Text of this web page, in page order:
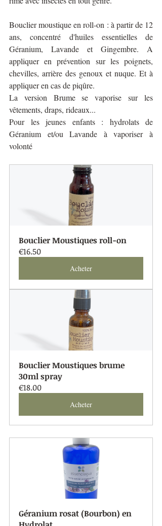
Bouclier moustique en roll-on : à partir de 12
ans, concentré d'huiles essentielles de
Géranium, Lavande et Gingembre. A
appliquer en prévention sur les poignets,
chevilles, arrière des genoux et nuque. Et à
appliquer en cas de piqûre.
La version Brume se vaporise sur les
vêtements, draps, rideaux...
Pour les jeunes enfants : hydrolats de
Géranium et/ou Lavande à vaporiser à
volonté
Bouclier Moustiques roll-on
€16.50
Acheter
Bouclier Moustiques brume
30ml spray
€18.00
Acheter
Géranium rosat (Bourbon) en